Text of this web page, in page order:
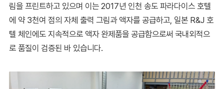
림을 프린트하고 있으며 이는 2017년 인천 송도 파라다이스 호텔
에 약 3천여 점의 자체 출력 그림과 액자를 공급하고, 일본 R&J 호
텔 체인에도 지속적으로 액자 완제품을 공급함으로써 국내외적으
로 품질이 검증된 바 있습니다.